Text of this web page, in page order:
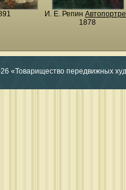
И. Е. Репин
1878
«Товарищество передвижных